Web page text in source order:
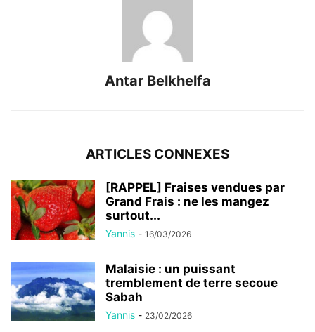
Antar Belkhelfa
ARTICLES CONNEXES
[RAPPEL] Fraises vendues par
Grand Frais : ne les mangez
surtout...
Yannis - 16/03/2026
Malaisie : un puissant
tremblement de terre secoue
Sabah
Yannis - 23/02/2026